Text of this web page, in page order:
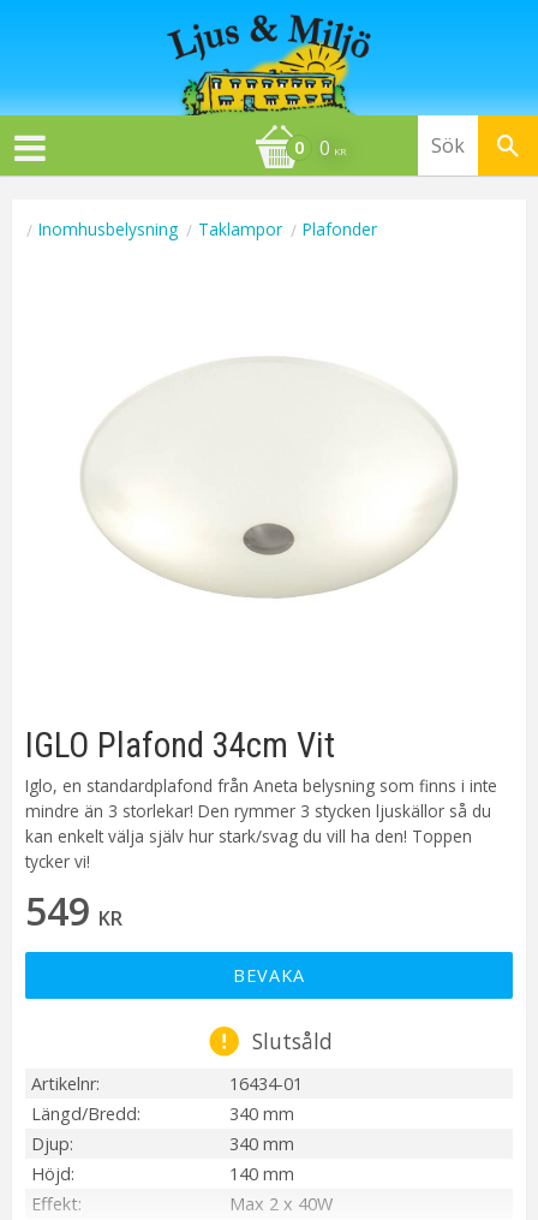
0 KR
Inomhusbelysning Taklampor Plafonder
IGLO Plafond 34cm Vit
Iglo, en standardplafond från Aneta belysning som finns i inte
mindre än 3 storlekar! Den rymmer 3 stycken ljuskällor så du
kan enkelt välja själv hur stark/svag du vill ha den! Toppen
tycker vi!
549 KR
BEVAKA
Slutsåld
Artikelnr
16434-01
Längd/Bredd
340 mm
Djup
340 mm
Höjd
140 mm
Effekt
Max 2 x 40W